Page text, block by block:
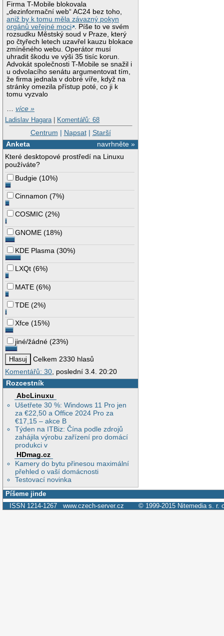
Firma T-Mobile blokovala
„dezinformační web“ AC24 bez toho,
aniž by k tomu měla závazný pokyn
orgánů veřejné moci . Píše to ve svém
rozsudku Městský soud v Praze, který
po čtyřech letech uzavřel kauzu blokace
zmíněného webu. Operátor musí
uhradit škodu ve výši 35 tisíc korun.
Advokát společnosti T-Mobile se snažil i
u odvolacího senátu argumentovat tím,
že firma jednala v dobré víře, když na
stránky omezila přístup poté, co ji k
tomu vyzvalo
…více »
Ladislav Hagara | Komentářů: 68
Centrum | Napsat| Starší
navrhněte »
Anketa
Které desktopové prostředí na Linuxu
používáte?
Budgie (10%)
Cinnamon (7%)
COSMIC (2%)
GNOME (18%)
KDE Plasma (30%)
LXQt (6%)
MATE (6%)
TDE (2%)
Xfce (15%)
jiné/žádné (23%)
Celkem 2330 hlasů
Komentářů: 30, poslední 3.4. 20:20
Rozcestník
AbcLinuxu
Ušetřete 30 %: Windows 11 Pro jen
za €22,50 a Office 2024 Pro za
€17,15 – akce B
Týden na ITBiz: Čína podle zdrojů
zahájila výrobu zařízení pro domácí
produkci v
HDmag.cz
Kamery do bytu přinesou maximální
přehled o vaší domácnosti
Testovací novinka
Píšeme jinde
ISSN 1214-1267 www.czech-server.cz © 1999-2015 Nitemedia s. r.